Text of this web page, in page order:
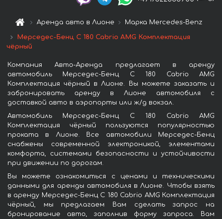
Аренда авто в Лионе Марка Mercedes-Benz
Мерседес-Бенц C 180 Cabrio AMG Комплектация
чёрный
Компания Авто-Аренда предлагает в аренду
автомобиль Мерседес-Бенц C 180 Cabrio AMG
Комплектация чёрный в Лионе. Вы можете заказать и
забронировать аренду в Лионе автомобиля с
доставкой авто в аэропорты или ж/д вокзал.
Автомобиль Мерседес-Бенц C 180 Cabrio AMG
Комплектация чёрный пользуются популярностью
проката в Лионе. Все автомобили Мерседес-Бенц
снабжены современной электроникой, элементами
комфорта, системами безопасности и устойчивости
при движении по дорогам.
Вы можете ознакомиться с ценами и техническими
данными для аренды автомобиля в Лионе. Чтобы взять
в аренду Мерседес-Бенц C 180 Cabrio AMG Комплектация
чёрный, мы предлагаем Вам сделать запрос на
бронирование авто, заполнив форму запроса. Вам